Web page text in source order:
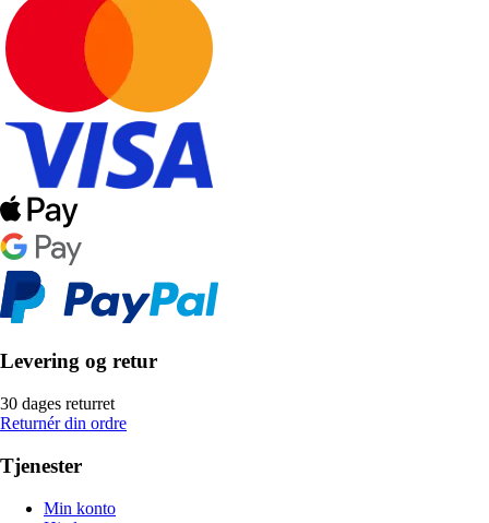
Levering og retur
30 dages returret
Returnér din ordre
Tjenester
Min konto